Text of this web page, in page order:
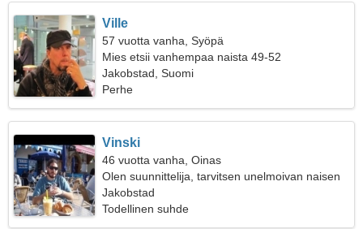
Ville
57 vuotta vanha, Syöpä
Mies etsii vanhempaa naista 49-52
Jakobstad, Suomi
Perhe
Vinski
46 vuotta vanha, Oinas
Olen suunnittelija, tarvitsen unelmoivan naisen
Jakobstad
Todellinen suhde